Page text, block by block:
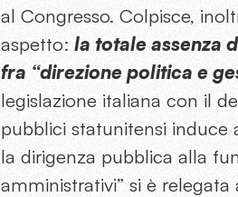
al Congresso. Colpisce,
aspetto: la totale assenza
fra “direzione politica e
legislazione italiana con il
pubblici statunitensi induce
la dirigenza pubblica alla
amministrativi” si è